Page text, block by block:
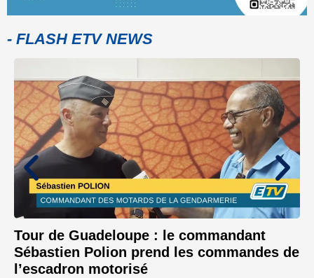
- FLASH ETV NEWS
Tour de Guadeloupe : le commandant
Sébastien Polion prend les commandes de
l’escadron motorisé